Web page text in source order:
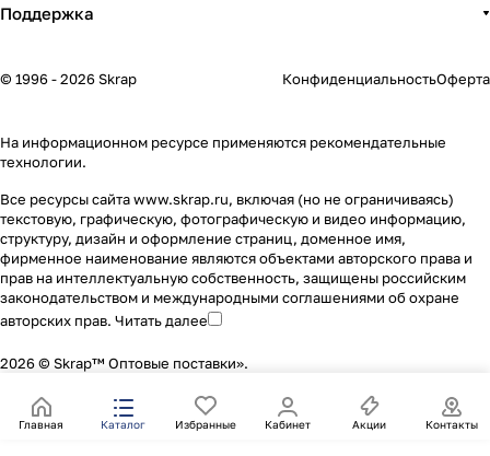
Поддержка
© 1996 - 2026 Skrap КонфиденциальностьОферта
На информационном ресурсе применяются рекомендательные
технологии.
Все ресурсы сайта www.skrap.ru, включая (но не ограничиваясь)
текстовую, графическую, фотографическую и видео информацию,
структуру, дизайн и оформление страниц, доменное имя,
фирменное наименование являются объектами авторского права и
прав на интеллектуальную собственность, защищены российским
законодательством и международными соглашениями об охране
авторских прав. Читать далее
2026 © Skrap™ Оптовые поставки».
Главная Каталог Избранные Кабинет Акции Контакты